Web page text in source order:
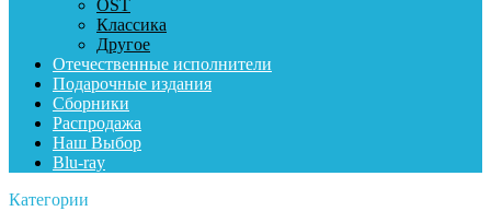
OST
Классика
Другое
Отечественные исполнители
Подарочные издания
Сборники
Распродажа
Наш Выбор
Blu-ray
Категории